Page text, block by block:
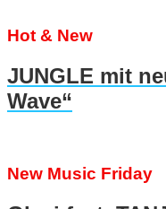
Hot & New
JUNGLE mit
Wave“
New Music Friday